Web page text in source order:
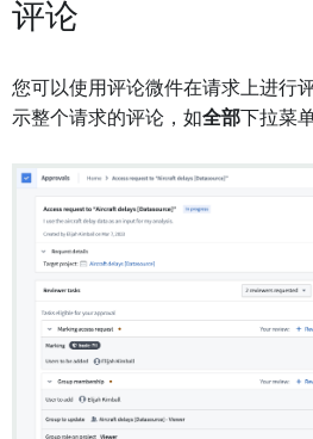
评论
您可以使用评论微件在请求上进行
示整个请求的评论，如全部 下拉菜